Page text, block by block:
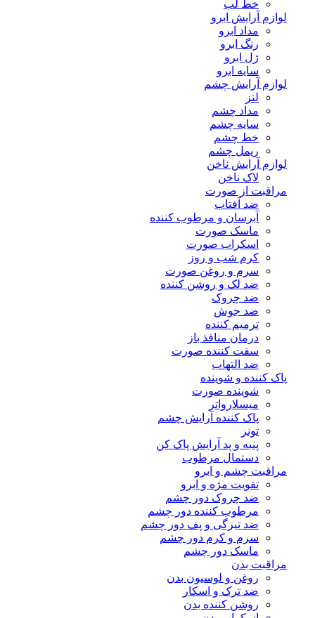
خط لب
لوازم آرایش ابرو
مداد ابرو
رنگ ابرو
ژل ابرو
سایه ابرو
لوازم آرایش چشم
لنز
مداد چشم
سایه چشم
خط چشم
ریمل چشم
لوازم آرایش ناخن
لاک ناخن
مراقبت از صورت
ضد آفتاب
آبرسان و مرطوب کننده
ماسک صورت
اسکراب صورت
کرم شب و روز
سرم و روغن صورت
ضد لک و روشن کننده
ضد چروک
ضد جوش
ترمیم کننده
درمان منافذ باز
سفت کننده صورت
ضد التهاب
پاک کننده و شوینده
شوینده صورت
میسلارواتر
پاک کننده آرایش چشم
تونر
پنبه و پد آرایش پاک کن
دستمال مرطوب
مراقبت چشم و ابرو
تقویت مژه و ابرو
ضد چروک دور چشم
مرطوب کننده دور چشم
ضد تیرگی و پف دور چشم
سرم و کرم دور چشم
ماسک دور چشم
مراقبت بدن
روغن و لوسیون بدن
ضد ترک و اسکار
روشن کننده بدن